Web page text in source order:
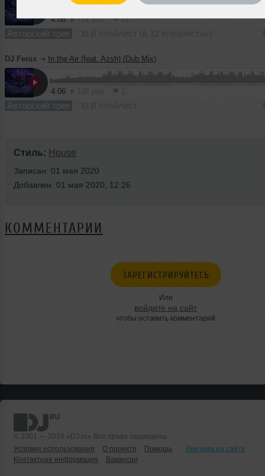
4:06 712 раз 11
Авторский трек
DJ Fenix ➝ In the Air (feat. Azsh) (Dub Mix)
4:06
Авторский трек
Стиль: House
Записан: 01 мая 2020
Добавлен: 01 мая 2020, 12:26
КОММЕНТАРИИ
ЗАРЕГИСТРИРУЙТЕСЬ
Или
войдите на сайт
чтобы оставить комментарий
© 2001 — 2026 «DJ.ru» Все права защищены.
Условия использования
О проекте Помощь
Реклама на сайте
Контактная информация
Вакансии